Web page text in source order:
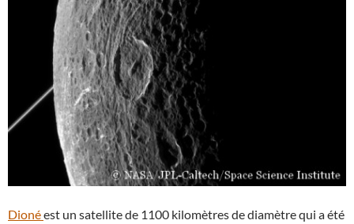
Dionéest un satellite de 1100 kilomètres de diamètre qui a été